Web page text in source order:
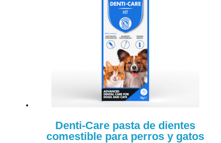
Denti-Care pasta de dientes
comestible para perros y gatos